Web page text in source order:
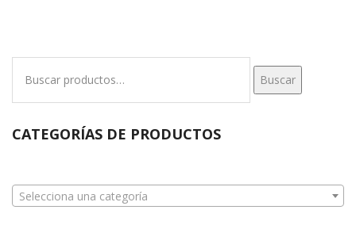
Buscar
CATEGORÍAS DE PRODUCTOS
Selecciona una categoría